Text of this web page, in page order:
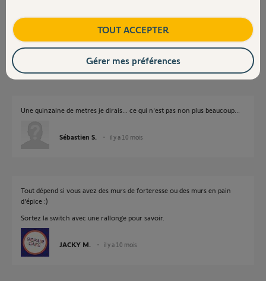
Si vous êtes trop loin ça ne fonctionnera pas.
JACKY M.
Une quinzaine de metres je dirais... ce qui n'est pas non plus beaucoup...
Sébastien S. il y a 10 mois
Tout dépend si vous avez des murs de forteresse ou des murs en pain
d'épice :)
Sortez la switch avec une rallonge pour savoir.
JACKY M. il y a 10 mois
TOUT ACCEPTER
Gérer mes préférences